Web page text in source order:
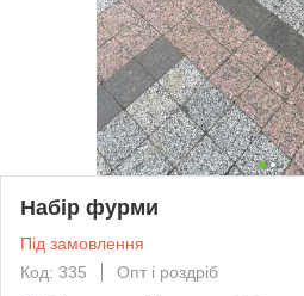
Набір фурми
Під замовлення
Код: 335
Опт і роздріб